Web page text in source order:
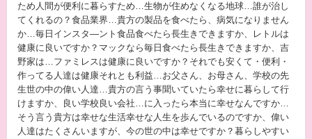
ため人間が便利に暮らすため…生物が住めなくなる地球…誰が治し
てくれるの？食品業界…貴方の製品を食べたら、病気になりません
か…毎日インスタ―ント食品食べたら長生きできますか、レトルは
健康に良いですか？マックなら毎日食べたら長生きできますか、吉
野家は…ファミレスは健康に良いですか？それでも安くて・便利・
作ってる人達は健康それとも利益…お父さん、お母さん、学校の先
生世の中の偉い人達…貴方の言う事聞いていたら幸せに暮らして行
けますか、良い学校良い会社…に入ったら本当に幸せなんですか…
そう言う貴方は幸せな生活幸せな人生を歩んでいるのですか、偉い
人達はたくさんいますが、今の世の中は幸せですか？暮らしやすい